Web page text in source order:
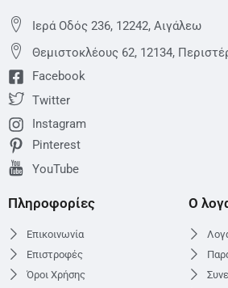
Ιερά Οδός 236, 12242, Αιγάλεω
Θεμιστoκλέους 62, 12134,
Facebook
Twitter
Instagram
Pinterest
YouTube
Πληροφορίες
Επικοινωνία
Επιστροφές
Όροι Χρήσης
Ο